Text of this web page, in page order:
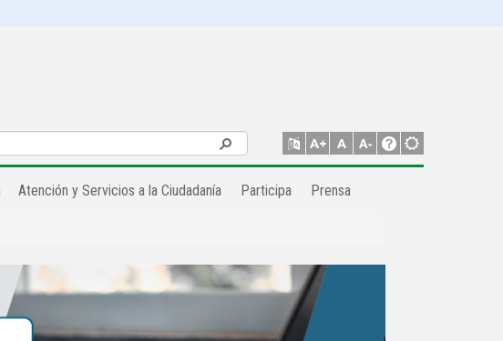
Atención y Servicios a la Ciudadanía Participa Prensa